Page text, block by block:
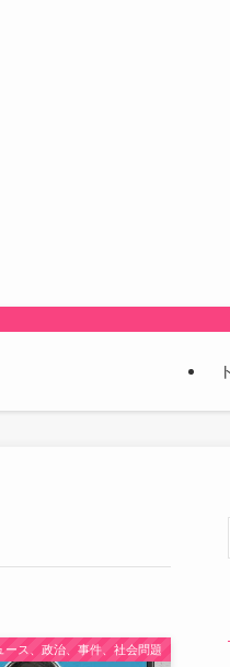
、時代のトレンドをいち早
ース、政治、事件、社会問題